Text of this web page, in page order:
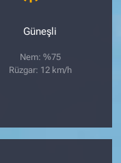
Güneşli
Nem: %75
Rüzgar: 12 km/h